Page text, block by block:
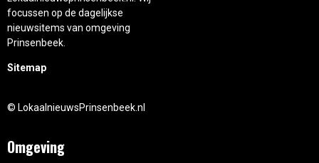
focussen op de dagelijkse
nieuwsitems van omgeving
Prinsenbeek.
Sitemap
© LokaalnieuwsPrinsenbeek.nl
Omgeving